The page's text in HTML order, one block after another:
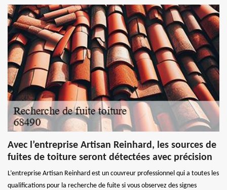
Avec l’entreprise Artisan Reinhard, les sources de
fuites de toiture seront détectées avec précision
L’entreprise Artisan Reinhard est un couvreur professionnel qui a toutes les
qualifications pour la recherche de fuite si vous observez des signes